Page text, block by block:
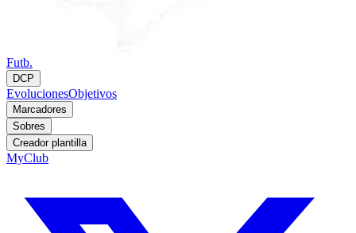
Futb.
DCP
EvolucionesObjetivos
Marcadores
Sobres
Creador plantilla
MyClub